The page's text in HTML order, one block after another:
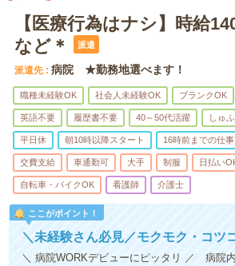
【医療行為はナシ】時給
など＊
派遣
派遣先 病院 ★勤務地選べます！
職種未経験OK 社会人未経験OK ブランクOK
英語不要 履歴書不要 40～50代活躍 しゅ
平日休 朝10時以降スタート 16時前までの仕事
交費支給 車通勤可 大手 制服 日払い
自転車・バイクOK 看護師 介護士
ここがポイント！
＼未経験さん必見／モクモク・コツ
＼ 病院WORKデビューにピッタリ ／ 病院